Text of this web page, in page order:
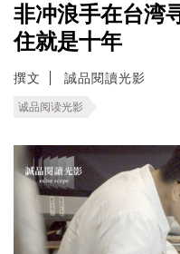
非冲浪手在台
住就是十年
撰文 誠品閱讀光影
诚品阅读光影